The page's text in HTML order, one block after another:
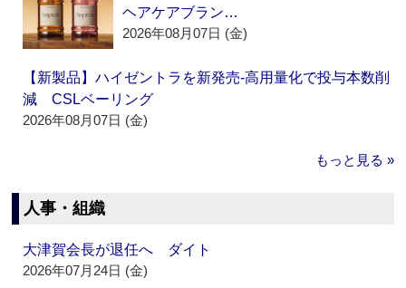
ヘアケアブラン…
2026年08月07日 (金)
【新製品】ハイゼントラを新発売‐高用量化で投与本数削
減 CSLベーリング
2026年08月07日 (金)
もっと見る »
人事・組織
大津賀会長が退任へ ダイト
2026年07月24日 (金)